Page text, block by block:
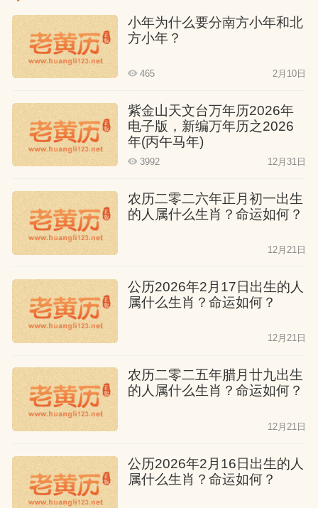
小年为什么要分南方小年和北
方小年？
465 2月10日
紫金山天文台万年历2026年
电子版，新编万年历之2026
年(丙午马年)
3992 12月31日
农历二零二六年正月初一出生
的人属什么生肖？命运如何？
12月21日
公历2026年2月17日出生的人
属什么生肖？命运如何？
12月21日
农历二零二五年腊月廿九出生
的人属什么生肖？命运如何？
12月21日
公历2026年2月16日出生的人
属什么生肖？命运如何？